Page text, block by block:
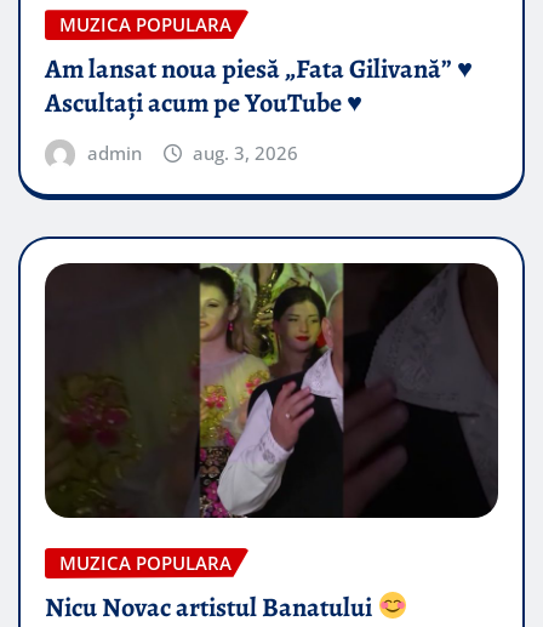
MUZICA POPULARA
Am lansat noua piesă „Fata Gilivană” ♥️
Ascultați acum pe YouTube ♥️
admin aug. 3, 2026
MUZICA POPULARA
Nicu Novac artistul Banatului